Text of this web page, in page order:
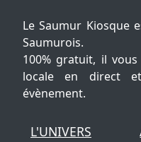
Le Saumur Kiosque
Saumurois.
100% gratuit, il
locale en direct
évènement.
L'UNIVERS